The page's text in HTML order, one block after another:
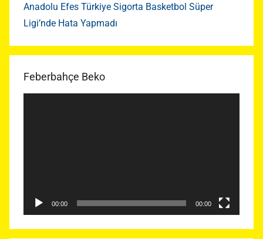
Anadolu Efes Türkiye Sigorta Basketbol Süper
Ligi’nde Hata Yapmadı
Feberbahçe Beko
00:00 00:00